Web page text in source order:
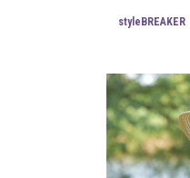
styleBREAKER